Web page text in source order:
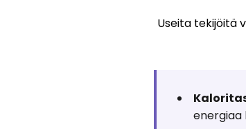
Useita tekijöitä
energiaa